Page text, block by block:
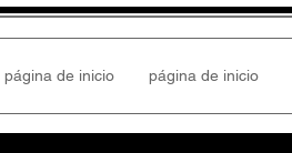
página de inicio página de inicio